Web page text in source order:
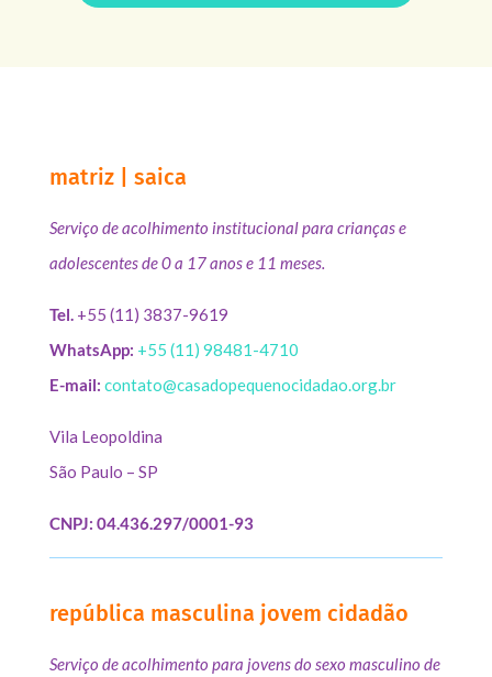
matriz | saica
Serviço de acolhimento institucional para crianças e
adolescentes de 0 a 17 anos e 11 meses.
Tel.+55 (11) 3837-9619
WhatsApp: +55 (11) 98481-4710
E-mail: contato@casadopequenocidadao.org.br
Vila Leopoldina
São Paulo – SP
CNPJ: 04.436.297/0001-93
república masculina jovem cidadão
Serviço de acolhimento para jovens do sexo masculino de